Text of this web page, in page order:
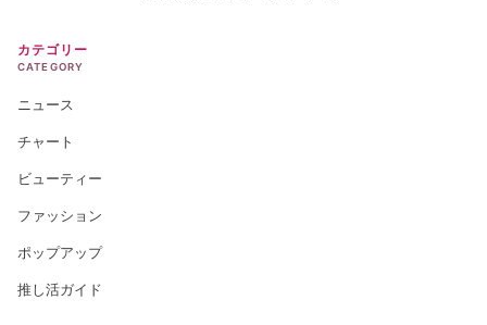
カテゴリー
CATEGORY
ニュース
チャート
ビューティー
ファッション
ポップアップ
推し活ガイド